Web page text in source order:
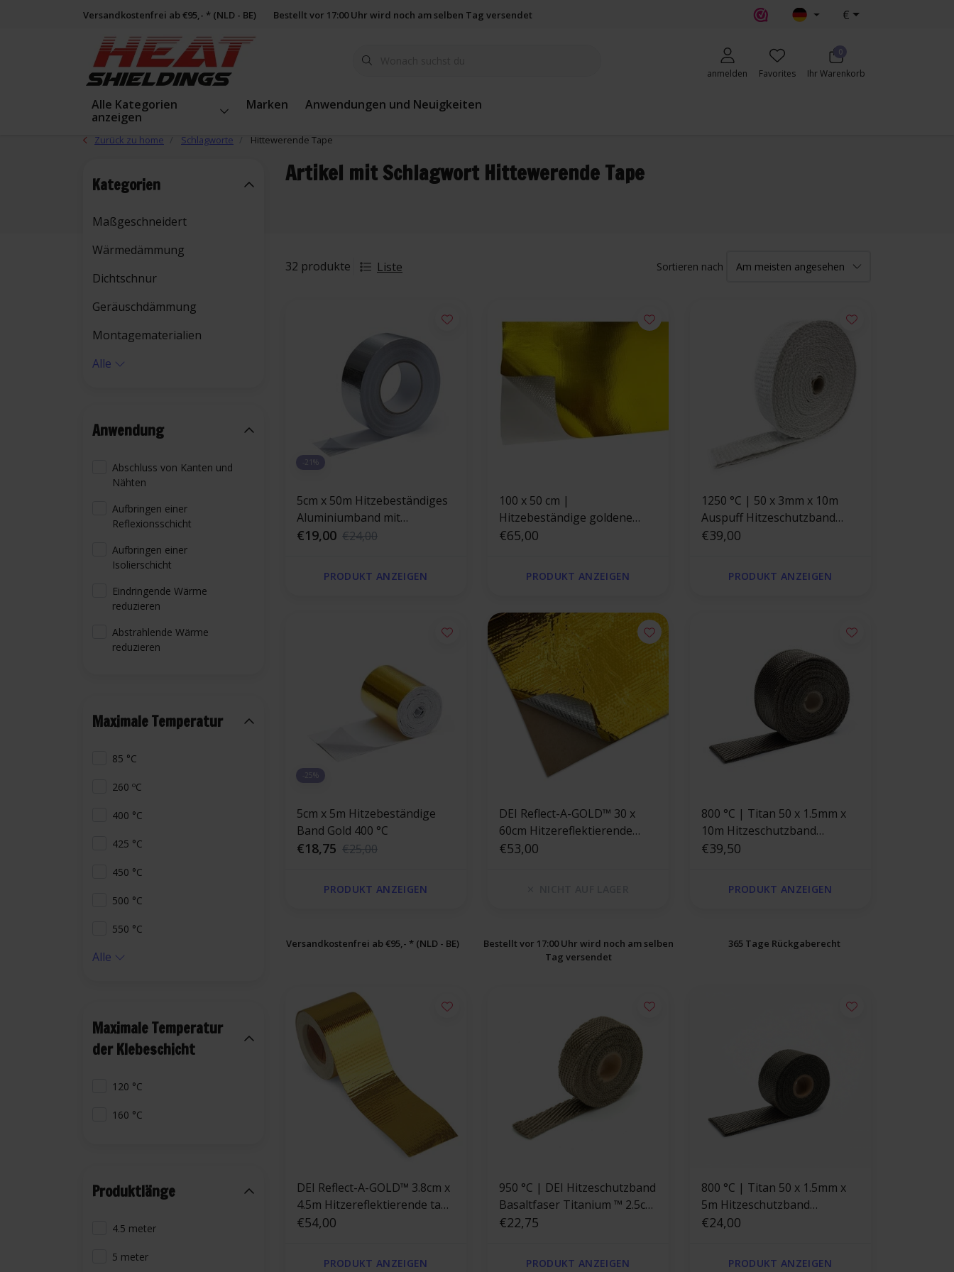
Versandkostenfrei ab €95,- * (NLD - BE) Bestellt vor 17:00 Uhr wird noch am selben Tag versendet €
anmelden Favorites
0
Ihr Warenkorb
Alle Kategorien
anzeigen
Marken Anwendungen und Neuigkeiten
Zurück zu home Schlagworte Hittewerende Tape
Artikel mit Schlagwort Hittewerende Tape
32 produkte Liste Sortieren nach
-21%
5cm x 50m Hitzebeständiges
Aluminiumband mit
Glasfaserverstärkung 120 °C
€19,00 €24,00
PRODUKT ANZEIGEN
100 x 50 cm |
Hitzebeständige goldene
Folie 400 °C
€65,00
PRODUKT ANZEIGEN
1250 °C | 50 x 3mm x 10m
Auspuff Hitzeschutzband
Keramik
€39,00
PRODUKT ANZEIGEN
-25%
5cm x 5m Hitzebeständige
Band Gold 400 °C
€18,75 €25,00
PRODUKT ANZEIGEN
DEI Reflect-A-GOLD™ 30 x
60cm Hitzereflektierende
Folie gold
€53,00
800 °C | Titan 50 x 1.5mm x
10m Hitzeschutzband
Basaltfaser Thermoband
€39,50
PRODUKT ANZEIGEN
Versandkostenfrei ab €95,- * (NLD - BE)
Bestellt vor 17:00 Uhr wird noch am selben
Tag versendet
365 Tage Rückgaberecht
DEI Reflect-A-GOLD™ 3.8cm x
4.5m Hitzereflektierende tape
gold
€54,00
PRODUKT ANZEIGEN
950 °C | DEI Hitzeschutzband
Basaltfaser Titanium ™ 2.5cm
x 4.5m
€22,75
PRODUKT ANZEIGEN
800 °C | Titan 50 x 1.5mm x
5m Hitzeschutzband
Basaltfaser Thermoband
€24,00
PRODUKT ANZEIGEN
Kategorien
Maßgeschneidert
Wärmedämmung
Dichtschnur
Geräuschdämmung
Montagematerialien
Alle
Anwendung
Abschluss von Kanten und
Nähten
Aufbringen einer
Reflexionsschicht
Aufbringen einer
Isolierschicht
Eindringende Wärme
reduzieren
Abstrahlende Wärme
reduzieren
Maximale Temperatur
85 °C
260 ºC
400 °C
425 °C
450 °C
500 °C
550 °C
Alle
Maximale Temperatur
der Klebeschicht
120 °C
160 °C
Produktlänge
4.5 meter
5 meter